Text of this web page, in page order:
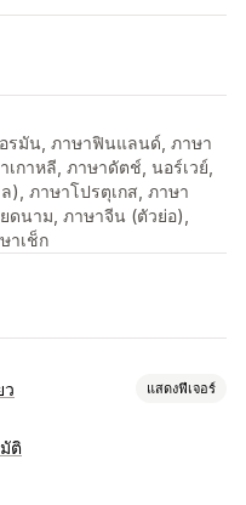
รมัน, ภาษาฟินแลนด์, ภาษา
กาหลี, ภาษาดัตช์, นอร์เวย์,
), ภาษาโปรตุเกส, ภาษา
ดนาม, ภาษาจีน (ตัวย่อ),
าเช็ก
ว แสดงฟีเจอร์
ติ